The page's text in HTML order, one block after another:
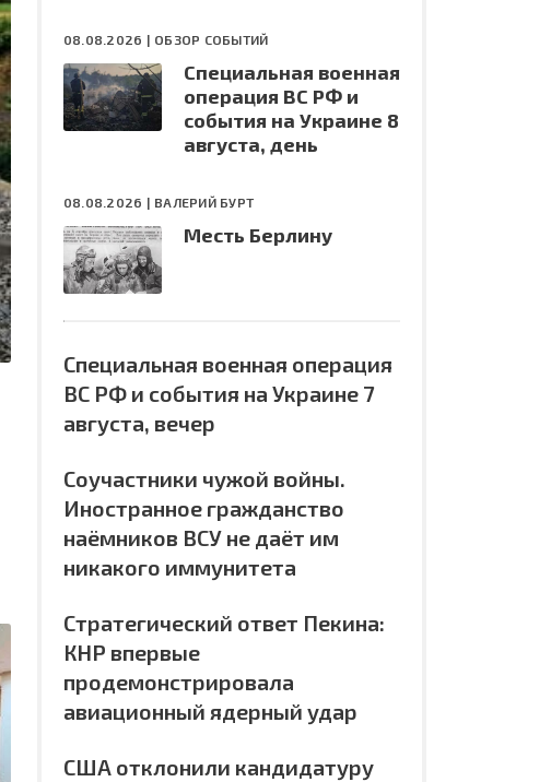
08.08.2026 | ОБЗОР СОБЫТИЙ
Специальная военная
операция ВС РФ и
события на Украине 8
августа, день
08.08.2026 | ВАЛЕРИЙ БУРТ
Месть Берлину
Специальная военная операция
ВС РФ и события на Украине 7
августа, вечер
Соучастники чужой войны.
Иностранное гражданство
наёмников ВСУ не даёт им
никакого иммунитета
Стратегический ответ Пекина:
КНР впервые
продемонстрировала
авиационный ядерный удар
США отклонили кандидатуру